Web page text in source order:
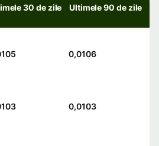
30 de zile Ultimele 90 de zile
0,0106
0,0103